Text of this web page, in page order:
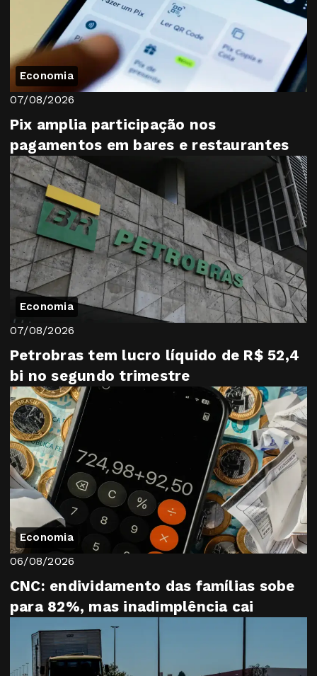
Economia
07/08/2026
Pix amplia participação nos
pagamentos em bares e restaurantes
Economia
07/08/2026
Petrobras tem lucro líquido de R$ 52,4
bi no segundo trimestre
Economia
06/08/2026
CNC: endividamento das famílias sobe
para 82%, mas inadimplência cai